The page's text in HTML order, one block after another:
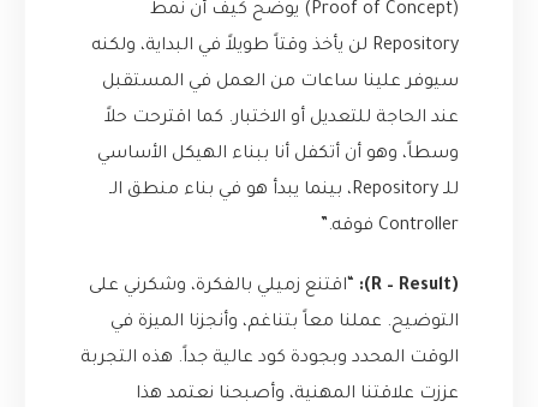
(Proof of Concept) يوضح كيف أن نمط
Repository لن يأخذ وقتاً طويلاً في البداية، ولكنه
سيوفر علينا ساعات من العمل في المستقبل
عند الحاجة للتعديل أو الاختبار. كما اقترحت حلاً
وسطاً، وهو أن أتكفل أنا ببناء الهيكل الأساسي
للـ Repository، بينما يبدأ هو في بناء منطق الـ
Controller فوقه.”
(R – Result):
“اقتنع زميلي بالفكرة، وشكرني على
التوضيح. عملنا معاً بتناغم، وأنجزنا الميزة في
الوقت المحدد وبجودة كود عالية جداً. هذه التجربة
عززت علاقتنا المهنية، وأصبحنا نعتمد هذا